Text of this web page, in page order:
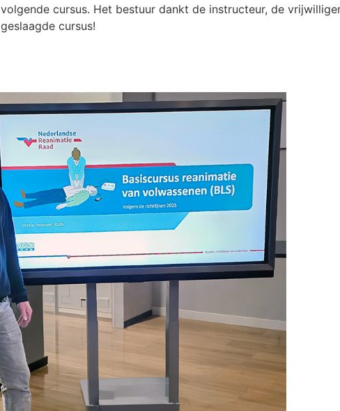
volgende cursus. Het bestuur dankt de instructeur, de
geslaagde cursus!